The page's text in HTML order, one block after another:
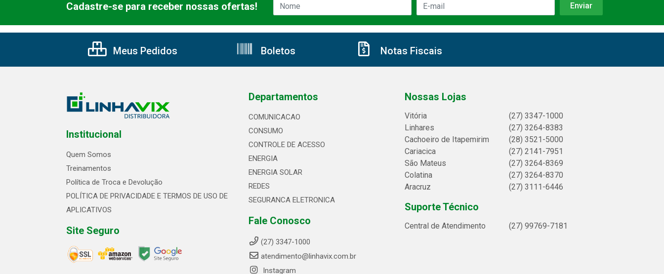
Cadastre-se para receber nossas ofertas!
Meus Pedidos Boletos Notas Fiscais
Institucional
Quem Somos
Treinamentos
Política de Troca e Devolução
POLÍTICA DE PRIVACIDADE E TERMOS DE USO DE
APLICATIVOS
Site Seguro
Departamentos
COMUNICACAO
CONSUMO
CONTROLE DE ACESSO
ENERGIA
ENERGIA SOLAR
REDES
SEGURANCA ELETRONICA
Fale Conosco
(27) 3347-1000
atendimento@linhavix.com.br
Instagram
Nossas Lojas
Vitória
(27) 3347-1000
Linhares
(27) 3264-8383
Cachoeiro de Itapemirim
(28) 3521-5000
Cariacica
(27) 2141-7951
São Mateus
(27) 3264-8369
Colatina
(27) 3264-8370
Aracruz
(27) 3111-6446
Suporte Técnico
Central de Atendimento (27) 99769-7181